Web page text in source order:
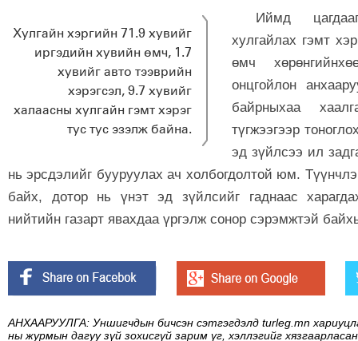
Хулгайн хэргийн 71.9 хувийг
иргэдийн хувийн өмч, 1.7
хувийг авто тээврийн
хэрэгсэл, 9.7 хувийг
халаасны хулгайн гэмт хэрэг
тус тус эзэлж байна.
Иймд
хулгайлах гэмт
өмч
онцгойлон
байрныхаа
түгжээгээр
эд зүйлсээ ил
нь эрсдэлийг бууруулах ач холбогдолтой юм.
байх, дотор нь үнэт эд зүйлсийг гаднаас
нийтийн газарт явахдаа үргэлж сонор сэрэмжтэй
АНХААРУУЛГА: Уншигчдын бичсэн сэтгэгдэлд turleg.mn
ны журмын дагуу зүй зохисгүй зарим үг, хэллэгийг